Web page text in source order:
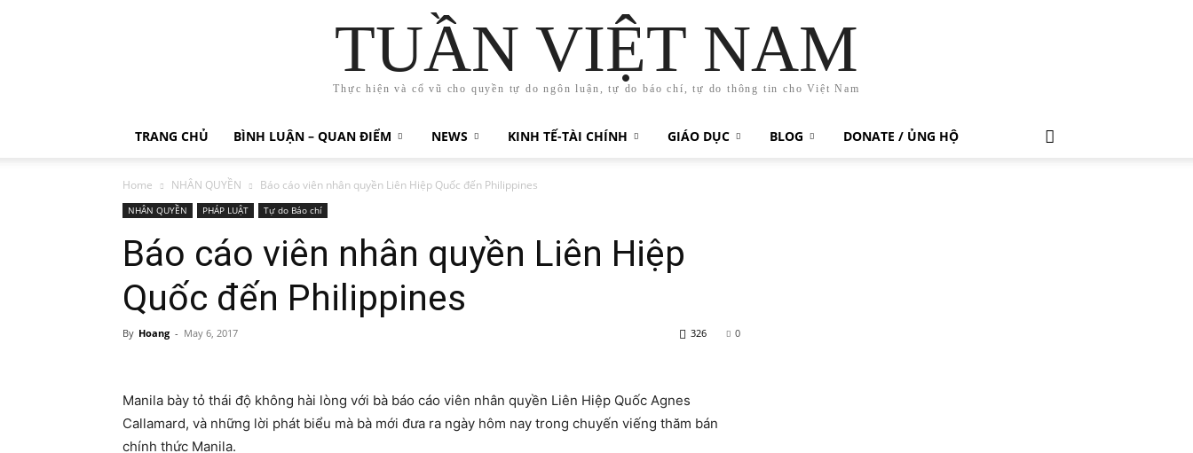
TUẦN VIỆT NAM
Thực hiện và cổ vũ cho quyền tự do ngôn luận, tự do báo chí, tự do thông tin cho Việt Nam
TRANG CHỦ BÌNH LUẬN – QUAN ĐIỂM NEWS KINH TẾ-TÀI CHÍNH GIÁO DỤC BLOG DONATE / ỦNG HỘ
Home NHÂN QUYỀN Báo cáo viên nhân quyền Liên Hiệp Quốc đến Philippines
NHÂN QUYỀN PHÁP LUẬT Tự do Báo chí
Báo cáo viên nhân quyền Liên Hiệp
Quốc đến Philippines
By Hoang - May 6, 2017 0
326
Manila bày tỏ thái độ không hài lòng với bà báo cáo viên nhân quyền Liên Hiệp Quốc Agnes
Callamard, và những lời phát biểu mà bà mới đưa ra ngày hôm nay trong chuyến viếng thăm bán
chính thức Manila.